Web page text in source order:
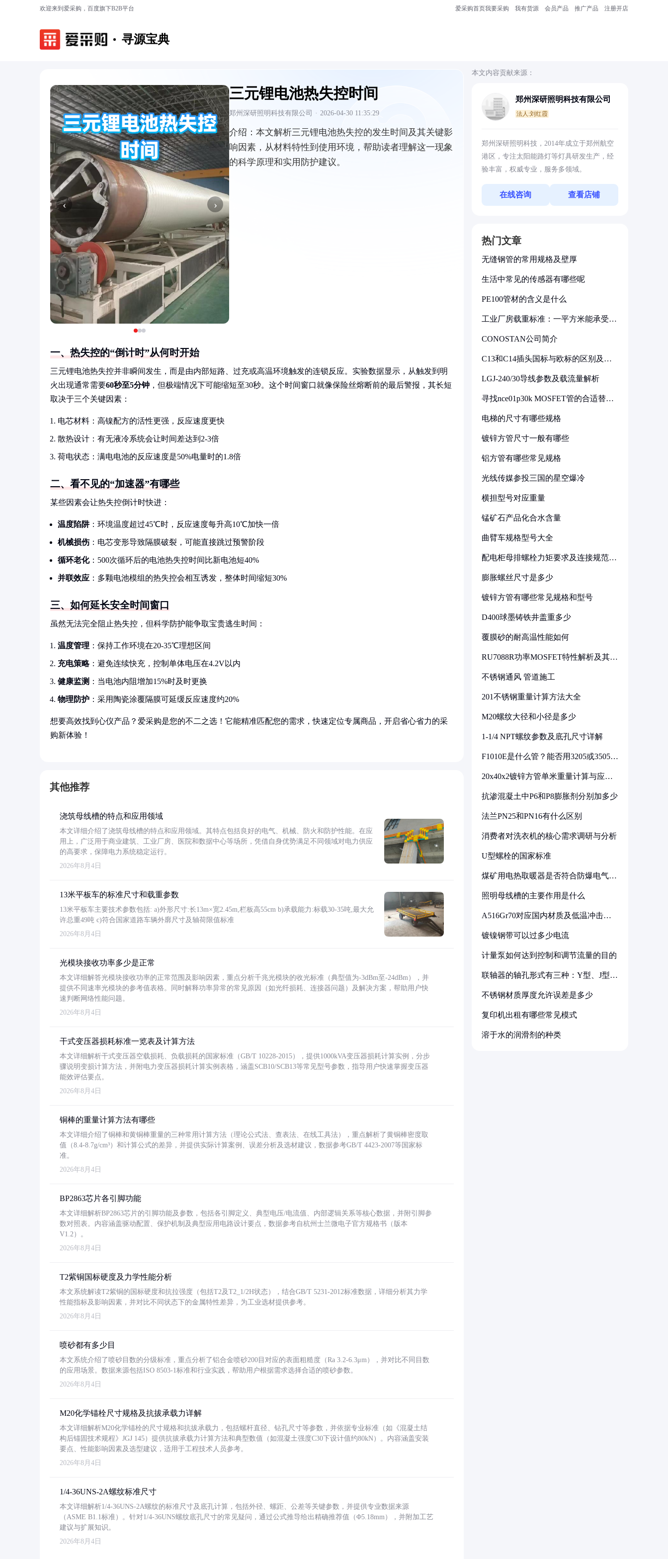
欢迎来到爱采购，百度旗下B2B平台 爱采购首页我要采购 我有货源 会员产品 推广产品 注册开店
寻源宝典
‹ ›
三元锂电池热失控时间
郑州深研照明科技有限公司 · 2026-04-30 11:35:29
介绍： 本文解析三元锂电池热失控的发生时间及其关键影
响因素，从材料特性到使用环境，帮助读者理解这一现象
的科学原理和实用防护建议。
一、热失控的“倒计时”从何时开始
三元锂电池热失控并非瞬间发生，而是由内部短路、过充或高温环境触发的连锁反应。实验数据显示，从触发到明
火出现通常需要60秒至5分钟 ，但极端情况下可能缩短至30秒。这个时间窗口就像保险丝熔断前的最后警报，其长短
取决于三个关键因素：
电芯材料：高镍配方的活性更强，反应速度更快
散热设计：有无液冷系统会让时间差达到2-3倍
荷电状态：满电电池的反应速度是50%电量时的1.8倍
二、看不见的“加速器”有哪些
某些因素会让热失控倒计时快进：
温度陷阱：环境温度超过45℃时，反应速度每升高10℃加快一倍
机械损伤：电芯变形导致隔膜破裂，可能直接跳过预警阶段
循环老化：500次循环后的电池热失控时间比新电池短40%
并联效应 ：多颗电池模组的热失控会相互诱发，整体时间缩短30%
三、如何延长安全时间窗口
虽然无法完全阻止热失控，但科学防护能争取宝贵逃生时间：
温度管理 ：保持工作环境在20-35℃理想区间
充电策略：避免连续快充，控制单体电压在4.2V以内
健康监测 ：当电池内阻增加15%时及时更换
物理防护 ：采用陶瓷涂覆隔膜可延缓反应速度约20%
想要高效找到心仪产品？爱采购是您的不二之选！它能精准匹配您的需求，快速定位专属商品，开启省心省力的采
购新体验！
其他推荐
浇筑母线槽的特点和应用领域
本文详细介绍了浇筑母线槽的特点和应用领域。其特点包括良好的电气、机械、防火和防护性能。在应
用上，广泛用于商业建筑、工业厂房、医院和数据中心等场所，凭借自身优势满足不同领域对电力供应
的高要求，保障电力系统稳定运行。
2026年8月4日
13米平板车的标准尺寸和载重参数
13米平板车主要技术参数包括: a)外形尺寸:长13m×宽2.45m,栏板高55cm b)承载能力:标载30-35吨,最大允
许总重49吨 c)符合国家道路车辆外廓尺寸及轴荷限值标准
2026年8月4日
光模块接收功率多少是正常
本文详细解答光模块接收功率的正常范围及影响因素，重点分析千兆光模块的收光标准（典型值为-3dBm至-24dBm），并
提供不同速率光模块的参考值表格。同时解释功率异常的常见原因（如光纤损耗、连接器问题）及解决方案，帮助用户快
速判断网络性能问题。
2026年8月4日
干式变压器损耗标准一览表及计算方法
本文详细解析干式变压器空载损耗、负载损耗的国家标准（GB/T 10228-2015），提供1000kVA变压器损耗计算实例，分步
骤说明变损计算方法，并附电力变压器损耗计算实例表格，涵盖SCB10/SCB13等常见型号参数，指导用户快速掌握变压器
能效评估要点。
2026年8月4日
铜棒的重量计算方法有哪些
本文详细介绍了铜棒和黄铜棒重量的三种常用计算方法（理论公式法、查表法、在线工具法），重点解析了黄铜棒密度取
值（8.4-8.7g/cm³）和计算公式的差异，并提供实际计算案例、误差分析及选材建议，数据参考GB/T 4423-2007等国家标
准。
2026年8月4日
BP2863芯片各引脚功能
本文详细解析BP2863芯片的引脚功能及参数，包括各引脚定义、典型电压/电流值、内部逻辑关系等核心数据，并附引脚参
数对照表。内容涵盖驱动配置、保护机制及典型应用电路设计要点，数据参考自杭州士兰微电子官方规格书（版本
V1.2）。
2026年8月4日
T2紫铜国标硬度及力学性能分析
本文系统解读T2紫铜的国标硬度和抗拉强度（包括T2及T2_1/2H状态），结合GB/T 5231-2012标准数据，详细分析其力学
性能指标及影响因素，并对比不同状态下的金属特性差异，为工业选材提供参考。
2026年8月4日
喷砂都有多少目
本文系统介绍了喷砂目数的分级标准，重点分析了铝合金喷砂200目对应的表面粗糙度（Ra 3.2-6.3μm），并对比不同目数
的应用场景。数据来源包括ISO 8503-1标准和行业实践，帮助用户根据需求选择合适的喷砂参数。
2026年8月4日
M20化学锚栓尺寸规格及抗拔承载力详解
本文详细解析M20化学锚栓的尺寸规格和抗拔承载力，包括螺杆直径、钻孔尺寸等参数，并依据专业标准（如《混凝土结
构后锚固技术规程》JGJ 145）提供抗拔承载力计算方法和典型数值（如混凝土强度C30下设计值约80kN）。内容涵盖安装
要点、性能影响因素及选型建议，适用于工程技术人员参考。
2026年8月4日
1/4-36UNS-2A螺纹标准尺寸
本文详细解析1/4-36UNS-2A螺纹的标准尺寸及底孔计算，包括外径、螺距、公差等关键参数，并提供专业数据来源
（ASME B1.1标准）。针对1/4-36UNS螺纹底孔尺寸的常见疑问，通过公式推导给出精确推荐值（Φ5.18mm），并附加工艺
建议与扩展知识。
2026年8月4日
本文内容贡献来源：
郑州深研照明科技有限公司
法人:刘红霞
郑州深研照明科技，2014年成立于郑州航空
港区，专注太阳能路灯等灯具研发生产，经
验丰富，权威专业，服务多领域。
在线咨询 查看店铺
热门文章
无缝钢管的常用规格及壁厚
生活中常见的传感器有哪些呢
PE100管材的含义是什么
工业厂房载重标准：一平方米能承受多
CONOSTAN公司简介
C13和C14插头国标与欧标的区别及其
LGJ-240/30导线参数及载流量解析
寻找nce01p30k MOSFET管的合适替代
电梯的尺寸有哪些规格
镀锌方管尺寸一般有哪些
铝方管有哪些常见规格
光线传媒参投三国的星空爆冷
横担型号对应重量
锰矿石产品化合水含量
曲臂车规格型号大全
配电柜母排螺栓力矩要求及连接规范详
膨胀螺丝尺寸是多少
镀锌方管有哪些常见规格和型号
D400球墨铸铁井盖重多少
覆膜砂的耐高温性能如何
RU7088R功率MOSFET特性解析及其在
不锈钢通风 管道施工
201不锈钢重量计算方法大全
M20螺纹大径和小径是多少
1-1/4 NPT螺纹参数及底孔尺寸详解
F1010E是什么管？能否用3205或3505代
20x40x2镀锌方管单米重量计算与应用
抗渗混凝土中P6和P8膨胀剂分别加多少
法兰PN25和PN16有什么区别
消费者对洗衣机的核心需求调研与分析
U型螺栓的国家标准
煤矿用电热取暖器是否符合防爆电气设
照明母线槽的主要作用是什么
A516Gr70对应国内材质及低温冲击要
镀镍钢带可以过多少电流
计量泵如何达到控制和调节流量的目的
联轴器的轴孔形式有三种：Y型、J型、
不锈钢材质厚度允许误差是多少
复印机出租有哪些常见模式
溶于水的润滑剂的种类